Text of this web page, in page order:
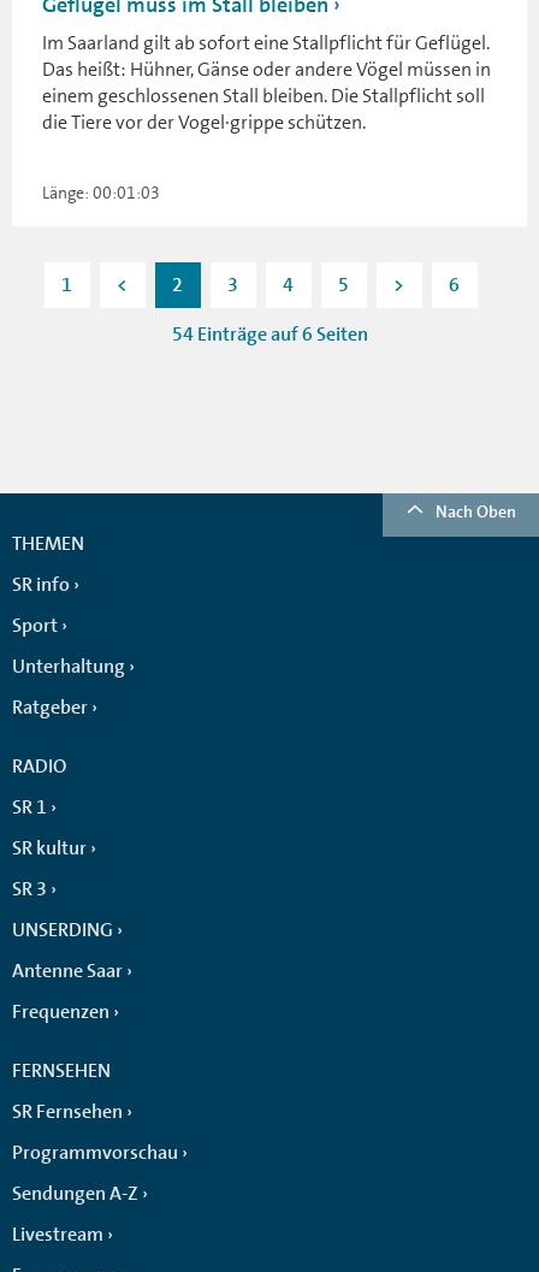
Im Saarland gilt ab sofort eine Stallpflicht für Geflügel.
Das heißt: Hühner, Gänse oder andere Vögel müssen in
einem geschlossenen Stall bleiben. Die Stallpflicht soll
die Tiere vor der Vogel·grippe schützen.
Länge: 00:01:03
1 < 2 3 4 5 > 6
54 Einträge auf 6 Seiten
Nach Oben
THEMEN
SR info
Sport
Unterhaltung
Ratgeber
RADIO
SR 1
SR kultur
SR 3
UNSERDING
Antenne Saar
Frequenzen
FERNSEHEN
SR Fernsehen
Programmvorschau
Sendungen A-Z
Livestream